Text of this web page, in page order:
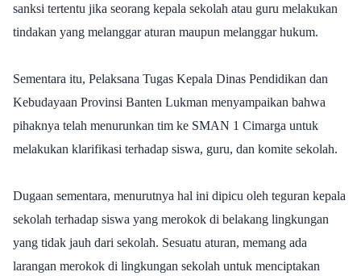
sanksi tertentu jika seorang kepala sekolah atau guru melakukan
tindakan yang melanggar aturan maupun melanggar hukum.
Sementara itu, Pelaksana Tugas Kepala Dinas Pendidikan dan
Kebudayaan Provinsi Banten Lukman menyampaikan bahwa
pihaknya telah menurunkan tim ke SMAN 1 Cimarga untuk
melakukan klarifikasi terhadap siswa, guru, dan komite sekolah.
Dugaan sementara, menurutnya hal ini dipicu oleh teguran kepala
sekolah terhadap siswa yang merokok di belakang lingkungan
yang tidak jauh dari sekolah. Sesuatu aturan, memang ada
larangan merokok di lingkungan sekolah untuk menciptakan